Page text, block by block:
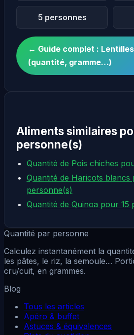
5 personnes
← Guide complet :
(quantité, gramme…)
Aliments similaires
personne(s)
Quantité de Pois chiches
Quantité de Haricots blancs
personne(s)
Quantité de Quinoa pour 15
Quantité par personne
Calculez instantanément la
les pâtes, le riz, la semoule…
cru/cuit, en grammes.
Blog
Tous les articles
Apéro & buffet
Astuces & équivalences